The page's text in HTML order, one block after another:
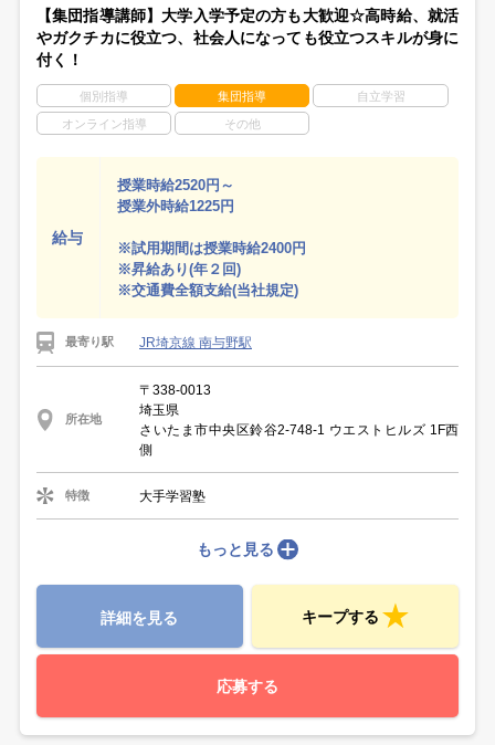
【集団指導講師】大学入学予定の方も大歓迎☆高時給、就活
やガクチカに役立つ、社会人になっても役立つスキルが身に
付く！
個別指導 集団指導 自立学習
オンライン指導 その他
給与
授業時給2520円～
授業外時給1225円
※試用期間は授業時給2400円
※昇給あり(年２回)
※交通費全額支給(当社規定)
最寄り駅 JR埼京線 南与野駅
所在地
〒338-0013
埼玉県
さいたま市中央区鈴谷2-748-1 ウエストヒルズ 1F西
側
特徴 大手学習塾
もっと見る
詳細を見る キープする
応募する